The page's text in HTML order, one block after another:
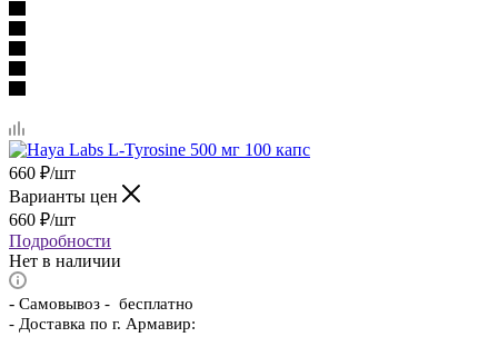
660 ₽/шт
Варианты цен
660 ₽/шт
Подробности
Нет в наличии
- Самовывоз - бесплатно
- Доставка по г. Армавир: